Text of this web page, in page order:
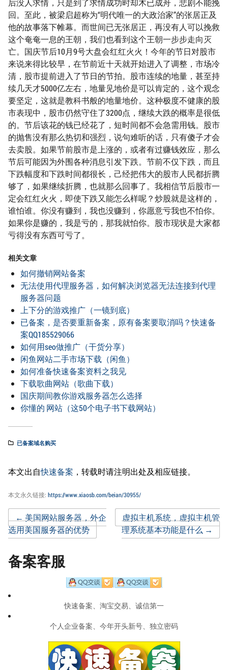
后没人求情，只是到了求情成功时却木已成舟，悲剧不能挽
回。至此，被梁启超称为“明代唯一的大政治家”的张居正及
他的故事落下帷幕。而世间已无张居正，再没有人可以挽救
这个奄奄一息的王朝，我们也看到这个王朝一步步走向灭
亡。国庆节后10月9号大盘会红红火火！今年的节日对股市
来说来得比较早，在节前近十天就开始进入了调整，市场冷
清，股市提前进入了节日的节拍。股市连续的地量，甚至持
续几天才5000亿左右，地量见地价是可以肯定的，这个观念
要坚定，这就是教科书般的地量地价。这种极度不健康的股
市表现中，股市仍然守住了3200点，继续大跌的概率是很低
的。节后该花的钱已经花了，短时间都不会急需用钱。股市
的抛售没有那么热切和强烈，说句难听的话，只有傻子才会
去卖股。如果节前股市是上涨的，或者有过赚钱效应，那么
节后可能因为外围各种消息引发下跌。节前不仅下跌，而且
下跌幅度和下跌时间都很长，己经把伟大的股市人民都折腾
够了，如果继续折腾，也就那么回事了。我相信节后股市一
定会红红火火，即使下跌又能怎么样呢？炒股就是这样的，
谁怕谁。你没有赚到，我也没赚到，你愿意亏我也不怕你。
如果你是赚的，我是亏的，那我就怕你。股市现状是大家都
亏得没有东西可亏了。
相关文章
如何撤销网站备案
无法使用代理服务器，如何解决浏览器无法连接到代理
服务器问题
上下分的游戏推广（一镜到底）
已备案，是否要重新备案，原有备案要取消吗？快速备
案QQ185529066
如何用seo做推广（干货分享）
闲鱼网站二手市场下载（闲鱼）
如何准备快速备案资料之我见
下载歌曲网站（歌曲下载）
国庆期间教你游戏服务器怎么选择
你懂的 网站（这50个电子书下载网站）
已备案域名购买
本文出自快速备案 ，转载时请注明出处及相应链接。
本文永久链接: https://www.xiaosb.com/beian/30955/
Post
navigation
← 美国网站服务器，外企
选用美国服务器的优势
虚拟主机系统，虚拟主机管
理系统基本功能是什么→
备案客服
快速备案、淘宝交易、诚信第一
个人企业备案、今年开头新号、独立密码